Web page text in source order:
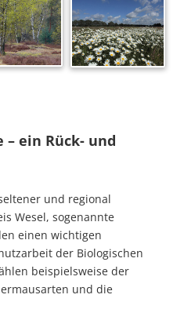
ein Rück- und
und regional
Wesel, sogenannte
einen wichtigen
der Biologischen
beispielsweise der
und die